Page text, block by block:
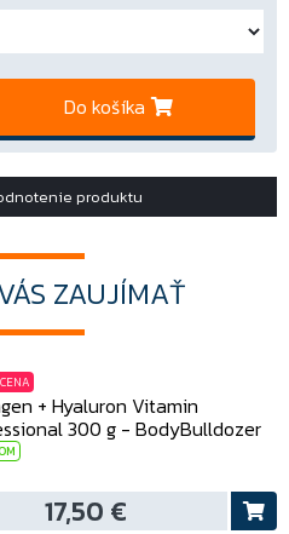
Do košíka
produktu
ZAUJÍMAŤ
+ Hyaluron Vitamin
300 g - BodyBulldozer
17,50 €